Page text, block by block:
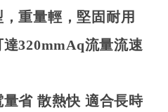
重量輕，堅固耐用
達320mmAq流量流速
量省 散熱快 適合長時